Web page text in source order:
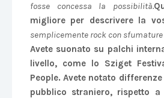
fosse concessa la possibilità.
migliore per descrivere la
semplicemente rock con sfumature
Avete suonato su palchi
livello, come lo Sziget
People. Avete notato
pubblico straniero, rispetto a